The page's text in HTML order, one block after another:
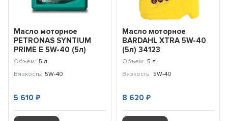
Масло моторное
PETRONAS SYNTIUM
PRIME E 5W-40 (5л)
71243M12EU
Объем: 5 л
Вязкость: 5W-40
5 610₽
Масло моторное
BARDAHL ХTRA 5W-40
(5л) 34123
Объем: 5 л
Вязкость: 5W-40
8 620 ₽